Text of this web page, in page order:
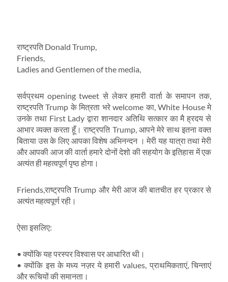
राष्ट्रपति Donald Trump,
Friends,
Ladies and Gentlemen of the media,
सर्वप्रथम opening tweet से लेकर हमारी वार्ता के समापन तक,
राष्ट्रपति Trump के मित्रता भरे welcome का, White House मे
उनके तथा First Lady द्वारा शानदार अतिथि सत्कार का मै ह्रदय से
आभार व्यक्त करता हूँ। राष्ट्रपति Trump, आपने मेरे साथ इतना वक्त
बिताया उस के लिए आपका विशेष अभिनन्दन । मेरी यह यात्रा तथा मेरी
और आपकी आज की वार्ता हमारे दोनों देशो की सहयोग के इतिहास में एक
अत्यंत ही महत्वपूर्ण पृष्ठ होगा।
Friends,राष्ट्रपति Trump और मेरी आज की बातचीत हर प्रकार से
अत्यंत महत्वपूर्ण रही।
ऐसा इसलिए:
• क्योंकि यह परस्पर विश्वास पर आधारित थी।
• क्योंकि इस के मध्य नज़र ये हमारी values, प्राथमिकताएं, चिन्ताएं
और रूचियों की समानता।